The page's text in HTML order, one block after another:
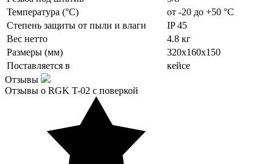
Температура (°C)
от -20 до +50 °C
Степень защиты от пыли и влаги
IP 45
Вес нетто
4.8 кг
Размеры (мм)
320х160х150
Поставляется в
кейсе
Отзывы
Отзывы о RGK T-02 с поверкой